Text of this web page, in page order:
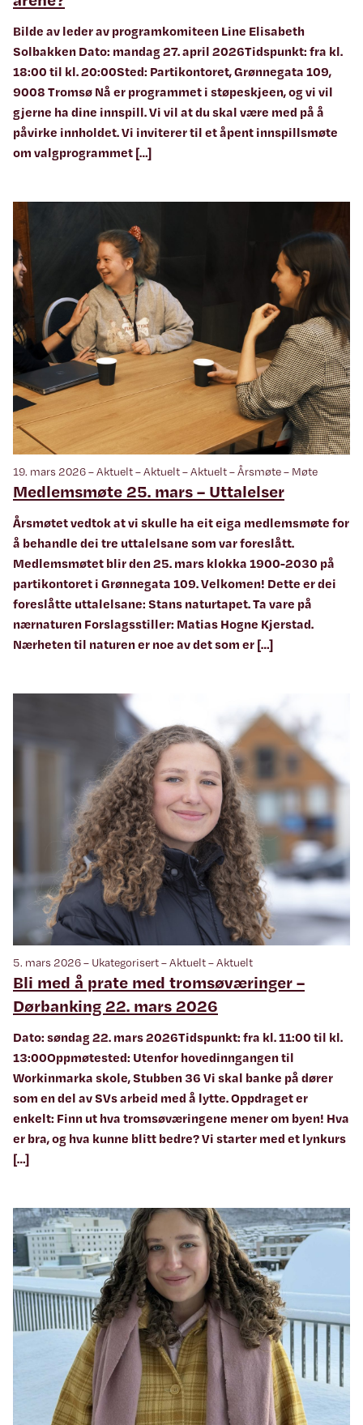
Bilde av leder av programkomiteen Line Elisabeth
Solbakken Dato: mandag 27. april 2026Tidspunkt: fra kl.
18:00 til kl. 20:00Sted: Partikontoret, Grønnegata 109,
9008 Tromsø Nå er programmet i støpeskjeen, og vi vil
gjerne ha dine innspill. Vi vil at du skal være med på å
påvirke innholdet. Vi inviterer til et åpent innspillsmøte
om valgprogrammet […]
19. mars 2026 – Aktuelt – Aktuelt – Aktuelt – Årsmøte – Møte
Medlemsmøte 25. mars – Uttalelser
Årsmøtet vedtok at vi skulle ha eit eiga medlemsmøte for
å behandle dei tre uttalelsane som var foreslått.
Medlemsmøtet blir den 25. mars klokka 1900-2030 på
partikontoret i Grønnegata 109. Velkomen! Dette er dei
foreslåtte uttalelsane: Stans naturtapet. Ta vare på
nærnaturen Forslagsstiller: Matias Hogne Kjerstad.
Nærheten til naturen er noe av det som er […]
5. mars 2026 – Ukategorisert – Aktuelt – Aktuelt
Bli med å prate med tromsøværinger –
Dørbanking 22. mars 2026
Dato: søndag 22. mars 2026Tidspunkt: fra kl. 11:00 til kl.
13:00Oppmøtested: Utenfor hovedinngangen til
Workinmarka skole, Stubben 36 Vi skal banke på dører
som en del av SVs arbeid med å lytte. Oppdraget er
enkelt: Finn ut hva tromsøværingene mener om byen! Hva
er bra, og hva kunne blitt bedre? Vi starter med et lynkurs
[…]